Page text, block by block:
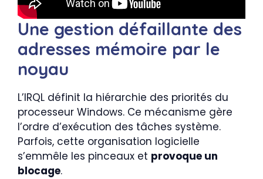
Une gestion défaillante des
adresses mémoire par le
noyau
L’IRQL définit la hiérarchie des priorités du
processeur Windows. Ce mécanisme gère
l’ordre d’exécution des tâches système.
Parfois, cette organisation logicielle
s’emmêle les pinceaux et provoque un
blocage.